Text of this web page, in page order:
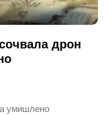
дрон
умишлено